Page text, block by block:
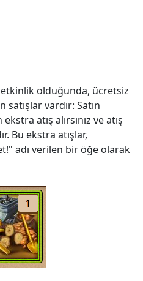
olduğunda, ücretsiz
vardır: Satın
atış alırsınız ve atış
Bu ekstra atışlar,
adı verilen bir öğe olarak